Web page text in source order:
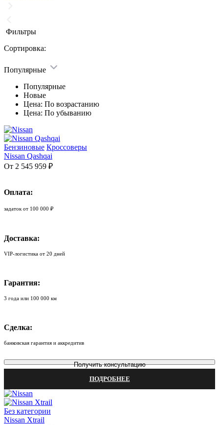
Фильтры
Сортировка:
Популярные
Популярные
Новые
Цена: По возрастанию
Цена: По убыванию
Бензиновые Кроссоверы
Nissan Qashqai
От 2 545 959 ₽
Оплата:
задаток от 100 000 ₽
Доставка:
VIP-логистика от 20 дней
Гарантия:
3 года или 100 000 км
Сделка:
банковская гарантия и аккредитив
Получить консультацию
ПОДРОБНЕЕ
Без категории
Nissan Xtrail